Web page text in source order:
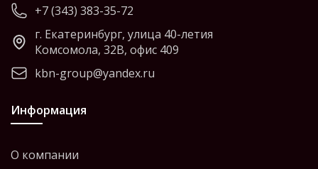
+7 (343) 383-35-72
г. Екатеринбург, улица 40-летия
Комсомола, 32В, офис 409
kbn-group@yandex.ru
Информация
О компании